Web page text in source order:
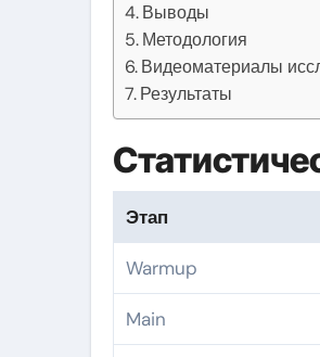
Выводы
Методология
Видеоматериалы
Результаты
Этап
Warmup
Main